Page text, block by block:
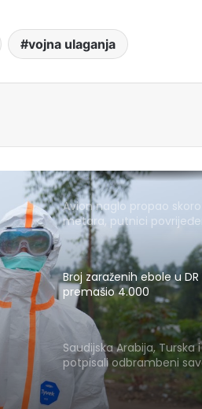
vojna ulaganja
Avion naglo propao skoro
metara, putnici
Broj zaraženih ebole u
premašio 4.000
Saudijska Arabija, Turska
potpisali odbrambeni